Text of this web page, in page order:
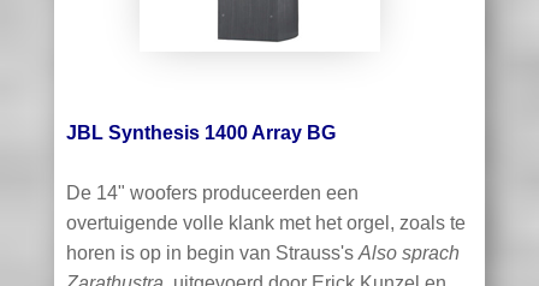
JBL Synthesis 1400 Array BG
De 14" woofers produceerden een
overtuigende volle klank met het orgel, zoals te
horen is op in begin van Strauss's Also sprach